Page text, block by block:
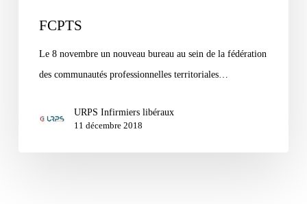
FCPTS
Le 8 novembre un nouveau bureau au sein de la fédération
des communautés professionnelles territoriales…
URPS Infirmiers libéraux
11 décembre 2018